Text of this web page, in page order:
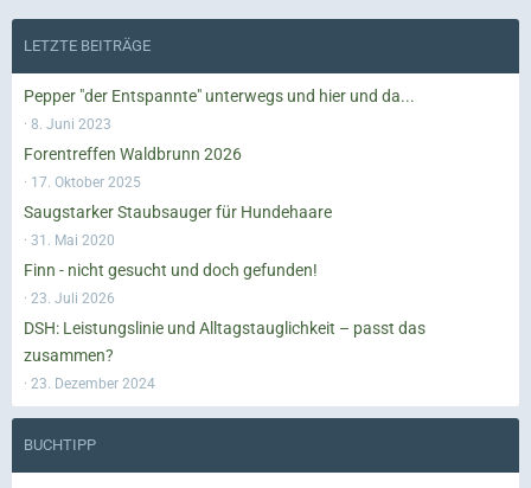
LETZTE BEITRÄGE
Pepper "der Entspannte" unterwegs und hier und da...
8. Juni 2023
Forentreffen Waldbrunn 2026
17. Oktober 2025
Saugstarker Staubsauger für Hundehaare
31. Mai 2020
Finn - nicht gesucht und doch gefunden!
23. Juli 2026
DSH: Leistungslinie und Alltagstauglichkeit – passt das
zusammen?
23. Dezember 2024
BUCHTIPP